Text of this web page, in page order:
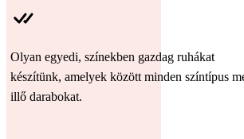
Olyan egyedi, színekben gazdag ruhákat
készítünk, amelyek között minden színtípus
illő darabokat.